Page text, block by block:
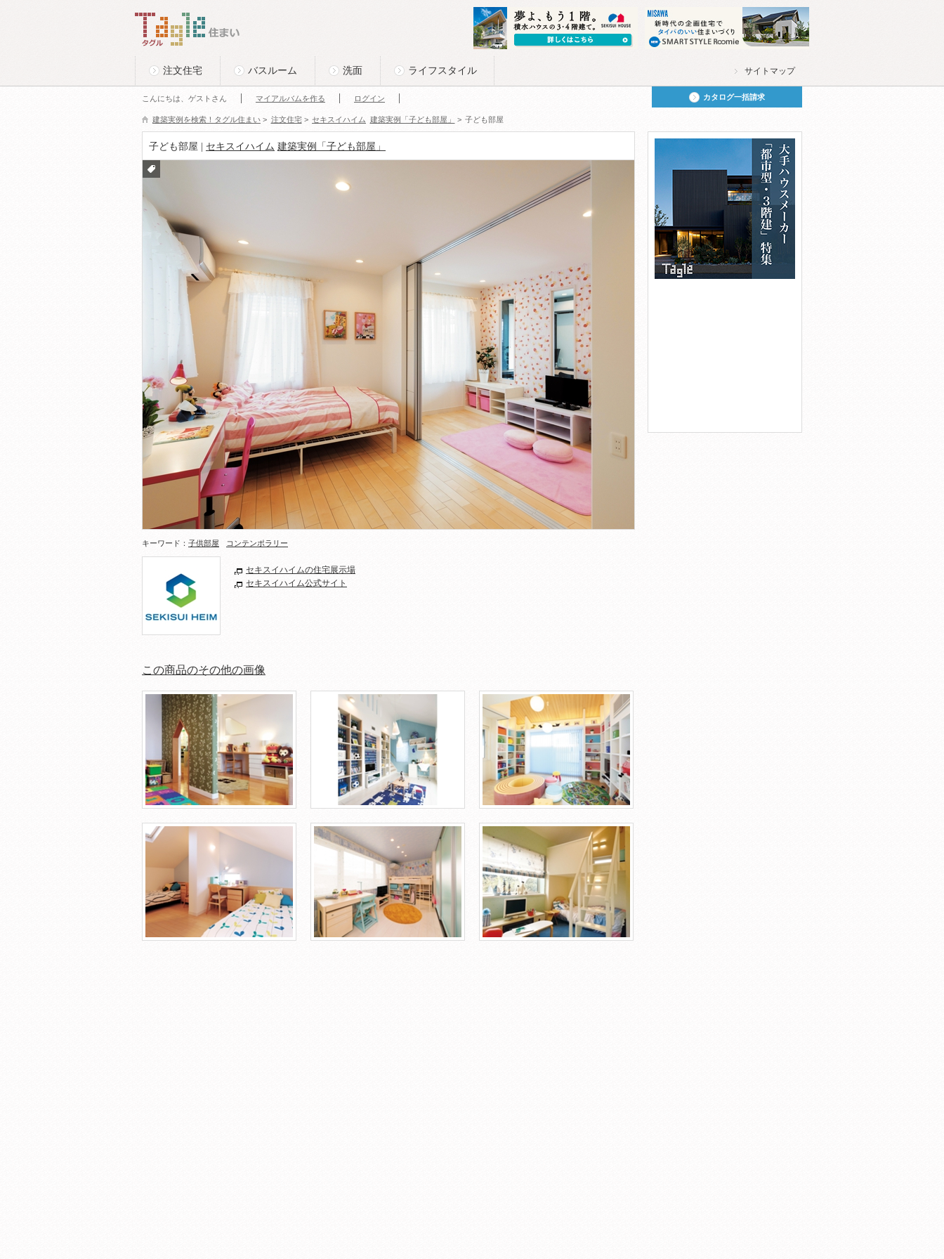
Tagle タグル 住まい
注文住宅 バスルーム 洗面 ライフスタイル サイトマップ
カタログ一括請求
こんにちは、ゲストさん マイアルバムを作る ログイン
建築実例を検索！タグル住まい > 注文住宅> セキスイハイム 建築実例「子ども部屋」 > 子ども部屋
子ども部屋 | セキスイハイム 建築実例「子ども部屋」
をつ
ける
キーワード： 子供部屋 コンテンポラリー
セキスイハイムの住宅展示場
セキスイハイム公式サイト
この商品のその他の画像